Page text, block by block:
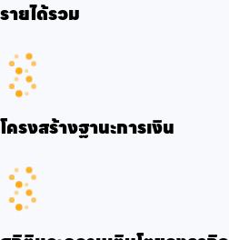
รายได้รวม
โครงสร้างฐานะการเงิน